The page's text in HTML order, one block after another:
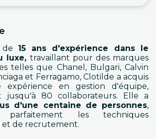
de 15 ans d'expérience dans le
luxe, travaillant pour des marques
telles que Chanel, Bulgari, Calvin
et Ferragamo, Clotilde a acquis
expérience en gestion d'équipe,
d'une centaine de personnes,
parfaitement les techniques
de recrutement.